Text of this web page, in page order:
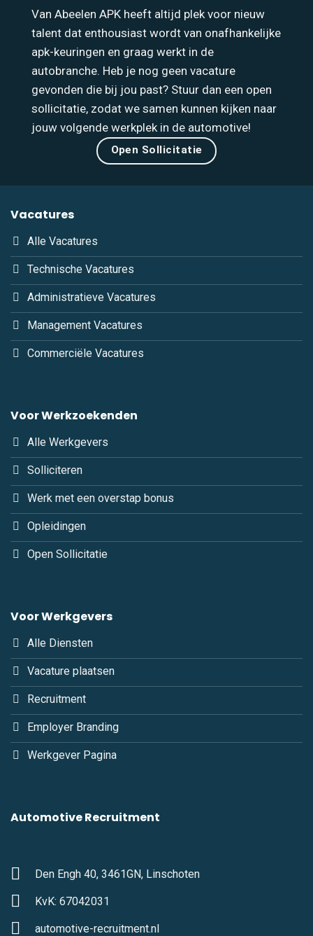
Van Abeelen APK heeft altijd plek voor nieuw
talent dat enthousiast wordt van onafhankelijke
apk-keuringen en graag werkt in de
autobranche. Heb je nog geen vacature
gevonden die bij jou past? Stuur dan een open
sollicitatie, zodat we samen kunnen kijken naar
jouw volgende werkplek in de automotive!
Open Sollicitatie
Vacatures
Alle Vacatures
Technische Vacatures
Administratieve Vacatures
Management Vacatures
Commerciële Vacatures
Voor Werkzoekenden
Alle Werkgevers
Solliciteren
Werk met een overstap bonus
Opleidingen
Open Sollicitatie
Voor Werkgevers
Alle Diensten
Vacature plaatsen
Recruitment
Employer Branding
Werkgever Pagina
Automotive Recruitment
Den Engh 40, 3461GN, Linschoten
KvK: 67042031
automotive-recruitment.nl